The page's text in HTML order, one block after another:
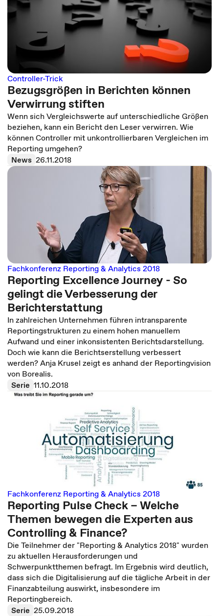
Controller-Trick
Bezugsgrößen in Berichten können
Verwirrung stiften
Wenn sich Vergleichswerte auf unterschiedliche Größen
beziehen, kann ein Bericht den Leser verwirren. Wie
können Controller mit unkontrollierbaren Vergleichen im
Reporting umgehen?
News 26.11.2018
Fachkonferenz Reporting & Analytics 2018
Reporting Excellence Journey - So
gelingt die Verbesserung der
Berichterstattung
In zahlreichen Unternehmen führen intransparente
Reportingstrukturen zu einem hohen manuellem
Aufwand und einer inkonsistenten Berichtsdarstellung.
Doch wie kann die Berichtserstellung verbessert
werden? Anja Krusel zeigt es anhand der Reportingvision
von Borealis.
Serie 11.10.2018
Fachkonferenz Reporting & Analytics 2018
Reporting Pulse Check – Welche
Themen bewegen die Experten aus
Controlling & Finance?
Die Teilnehmer der "Reporting & Analytics 2018" wurden
zu aktuellen Herausforderungen und
Schwerpunktthemen befragt. Im Ergebnis wird deutlich,
dass sich die Digitalisierung auf die tägliche Arbeit in der
Finanzabteilung auswirkt, insbesondere im
Reportingbereich.
Serie 25.09.2018